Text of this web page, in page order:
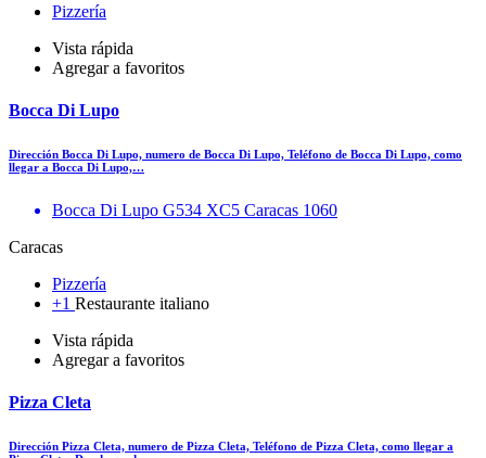
Pizzería
Vista rápida
Agregar a favoritos
Bocca Di Lupo
Dirección Bocca Di Lupo, numero de Bocca Di Lupo, Teléfono de Bocca Di Lupo, como
llegar a Bocca Di Lupo,…
Bocca Di Lupo G534 XC5 Caracas 1060
Caracas
Pizzería
+1 Restaurante italiano
Vista rápida
Agregar a favoritos
Pizza Cleta
Dirección Pizza Cleta, numero de Pizza Cleta, Teléfono de Pizza Cleta, como llegar a